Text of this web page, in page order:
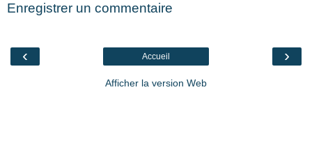
Enregistrer un commentaire
‹ ›
Accueil
Afficher la version Web